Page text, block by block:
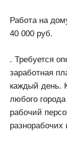
Работа на
40 000 руб.
. Требуется
заработная
каждый день.
любого
рабочий